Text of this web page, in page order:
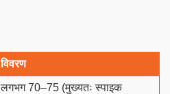
विवरण
लगभग 70–75 (मुख्यतः स्पाइक